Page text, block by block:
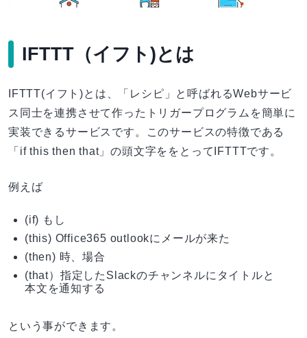
IFTTT（イフト)とは
IFTTT(イフト)とは、「レシピ」と呼ばれるWebサービ
ス同士を連携させて作ったトリガープログラムを簡単に
実装できるサービスです。このサービスの特徴である
「if this then that」の頭文字ををとってIFTTTです。
例えば
(if) もし
(this) Office365 outlookにメールが来た
(then) 時、場合
(that）指定したSlackのチャンネルにタイトルと
本文を通知する
という事ができます。